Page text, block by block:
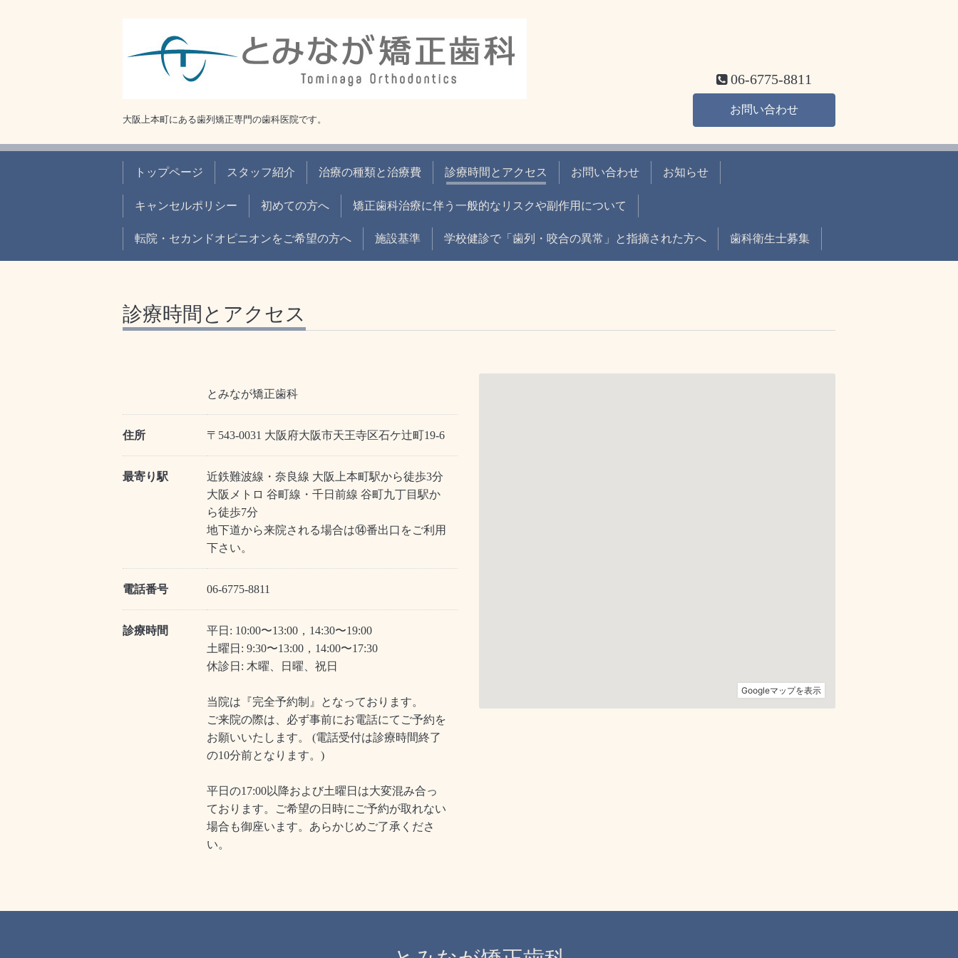
大阪上本町にある歯列矯正専門の歯科医院です。
06-6775-8811
お問い合わせ
トップページ スタッフ紹介 治療の種類と治療費 診療時間とアクセス お問い合わせ お知らせ
キャンセルポリシー 初めての方へ 矯正歯科治療に伴う一般的なリスクや副作用について
転院・セカンドオピニオンをご希望の方へ 施設基準 学校健診で「歯列・咬合の異常」と指摘された方へ 歯科衛生士募集
診療時間とアクセス
とみなが矯正歯科
住所 〒543-0031 大阪府大阪市天王寺区石ケ辻町19-6
最寄り駅
近鉄難波線・奈良線 大阪上本町駅から徒歩3分
大阪メトロ 谷町線・千日前線 谷町九丁目駅か
ら徒歩7分
地下道から来院される場合は⑭番出口をご利用
下さい。
電話番号 06-6775-8811
診療時間
平日: 10:00〜13:00，14:30〜19:00
土曜日: 9:30〜13:00，14:00〜17:30
休診日: 木曜、日曜、祝日
当院は『完全予約制』となっております。
ご来院の際は、必ず事前にお電話にてご予約を
お願いいたします。 (電話受付は診療時間終了
の10分前となります。)
平日の17:00以降および土曜日は大変混み合っ
ております。ご希望の日時にご予約が取れない
場合も御座います。あらかじめご了承くださ
い。